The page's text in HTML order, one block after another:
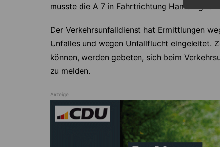
musste die A 7 in Fahrtrichtung Hamburg
Der Verkehrsunfalldienst hat Ermittlungen
Unfalles und wegen Unfallflucht eingeleitet.
können, werden gebeten, sich beim
zu melden.
Anzeige